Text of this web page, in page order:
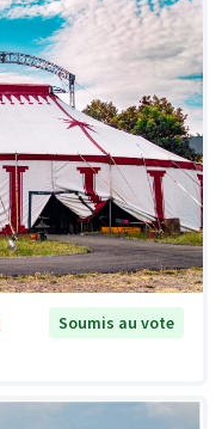
Soumis au vote